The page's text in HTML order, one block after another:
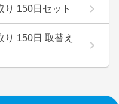
り 150日セット
り 150日 取替え